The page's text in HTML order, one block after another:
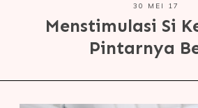
30 MEI 17
Menstimulasi Si
Pintarnya